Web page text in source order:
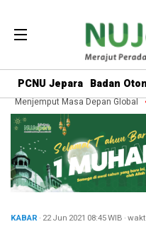
PCNU Jepara Badan
Menjemput Masa Depan Global
KABAR · 22 Jun 2021 08:45WIB ·